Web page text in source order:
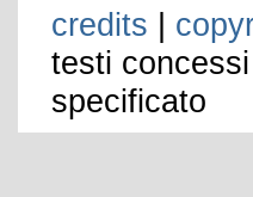
credits |
testi
specificato